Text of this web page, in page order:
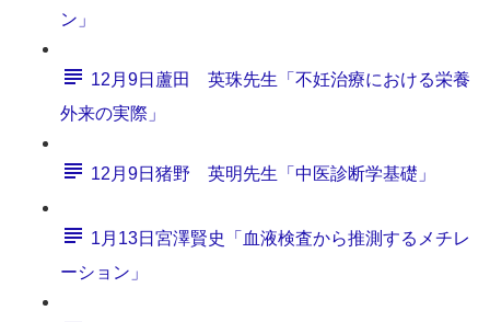
ン」
12月9日蘆田 英珠先生「不妊治療における栄養
外来の実際」
12月9日猪野 英明先生「中医診断学基礎」
1月13日宮澤賢史「血液検査から推測するメチレ
ーション」